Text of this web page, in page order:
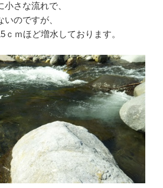
さな流れで、
のですが、
ｍほど増水しております。